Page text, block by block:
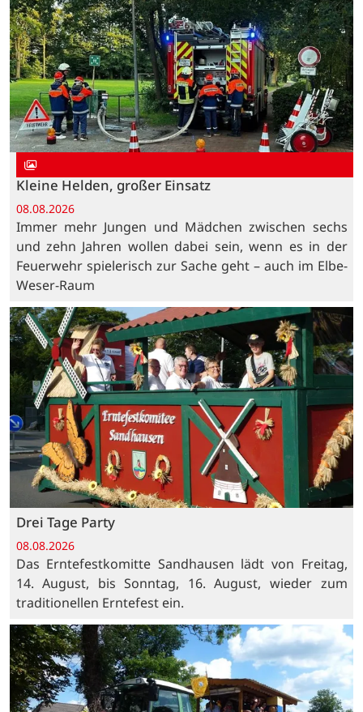
Kleine Helden, großer Einsatz
08.08.2026
Immer mehr Jungen und Mädchen zwischen sechs
und zehn Jahren wollen dabei sein, wenn es in der
Feuerwehr spielerisch zur Sache geht – auch im Elbe-
Weser-Raum
Drei Tage Party
08.08.2026
Das Erntefestkomitte Sandhausen lädt von Freitag,
14. August, bis Sonntag, 16. August, wieder zum
traditionellen Erntefest ein.